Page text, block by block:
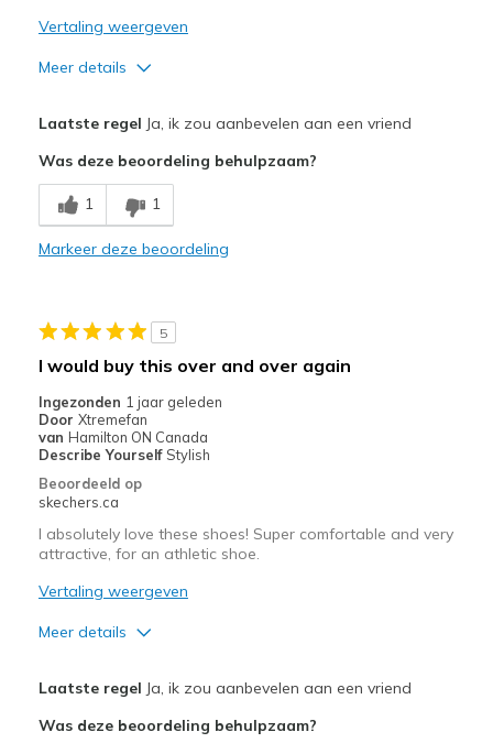
Vertaling weergeven
Meer details
Minpunten
Could be better color combinations
Feels true to width
Sizing
Feels true to size
View On Shoes
I'm Into Shoes
Laatste regel Ja, ik zou aanbevelen aan een vriend
Was deze beoordeling behulpzaam?
1 1
Markeer deze beoordeling
5
I would buy this over and over again
Ingezonden 1 jaar geleden
Door Xtremefan
van Hamilton ON Canada
Describe Yourself Stylish
Beoordeeld op
skechers.ca
I absolutely love these shoes! Super comfortable and very
attractive, for an athletic shoe.
Vertaling weergeven
Meer details
Laatste regel Ja, ik zou aanbevelen aan een vriend
Was deze beoordeling behulpzaam?